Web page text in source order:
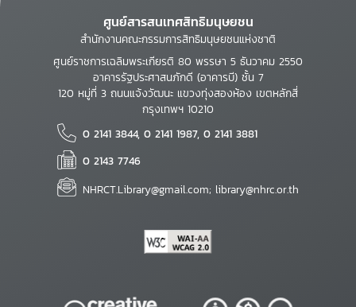
ศูนย์สารสนเทศสิทธิมนุษยชน
สำนักงานคณะกรรมการสิทธิมนุษยชนแห่งชาติ
ศูนย์ราชการเฉลิมพระเกียรติ 80 พรรษา 5 ธันวาคม 2550
อาคารรัฐประศาสนภักดี (อาคารบี) ชั้น 7
120 หมู่ที่ 3 ถนนแจ้งวัฒนะ แขวงทุ่งสองห้อง เขตหลักสี่
กรุงเทพฯ 10210
0 2141 3844, 0 2141 1987, 0 2141 3881
0 2143 7746
NHRCT.Library@gmail.com; library@nhrc.or.th